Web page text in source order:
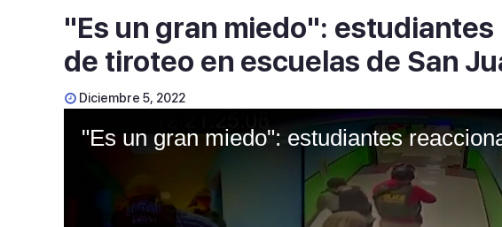
"Es un gran miedo": estudiantes
de tiroteo en escuelas de San
Diciembre 5, 2022